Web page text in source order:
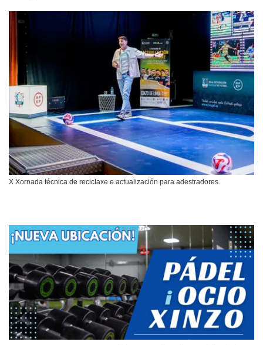
X Xornada técnica de reciclaxe e actualización para adestradores.